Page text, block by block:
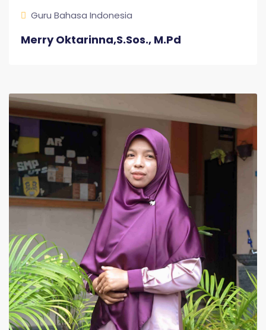
Guru Bahasa Indonesia
Merry Oktarinna,S.Sos., M.Pd